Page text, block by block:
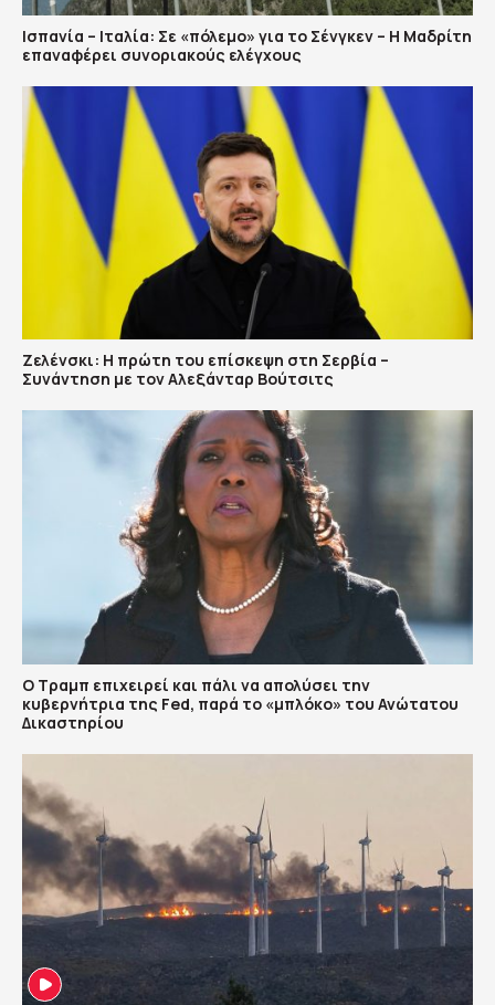
Ισπανία – Ιταλία: Σε «πόλεμο» για το Σένγκεν – Η Μαδρίτη
επαναφέρει συνοριακούς ελέγχους
Ζελένσκι: Η πρώτη του επίσκεψη στη Σερβία –
Συνάντηση με τον Αλεξάνταρ Βούτσιτς
Ο Τραμπ επιχειρεί και πάλι να απολύσει την
κυβερνήτρια της Fed, παρά το «μπλόκο» του Ανώτατου
Δικαστηρίου